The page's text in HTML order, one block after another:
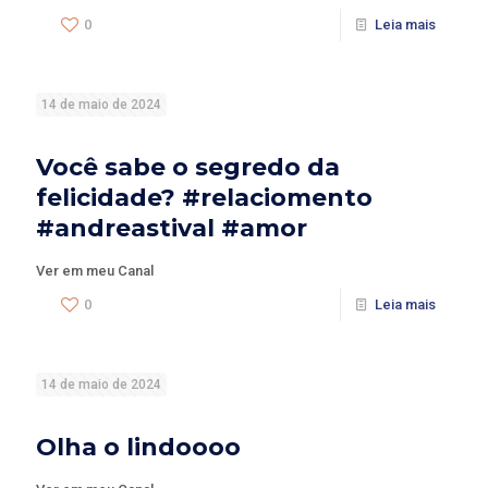
0 Leia mais
14 de maio de 2024
Você sabe o segredo da
felicidade? #relaciomento
#andreastival #amor
Ver em meu Canal
0 Leia mais
14 de maio de 2024
Olha o lindoooo